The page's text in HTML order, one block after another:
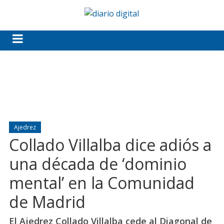
Ajedrez
Collado Villalba dice adiós a
una década de ‘dominio
mental’ en la Comunidad
de Madrid
El Ajedrez Collado Villalba cede al Diagonal de